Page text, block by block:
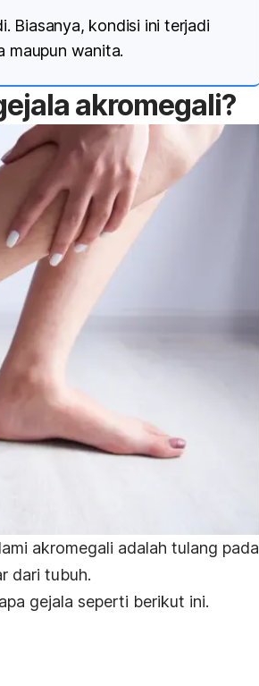
Biasanya, kondisi ini terjadi
maupun wanita.
akromegali?
akromegali adalah tulang pada
dari tubuh.
gejala seperti berikut ini.